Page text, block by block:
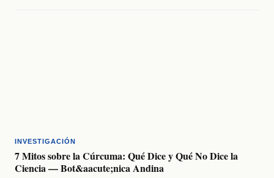
INVESTIGACIÓN
7 Mitos sobre la Cúrcuma: Qué Dice y Qué No Dice la
Ciencia — Bot&aacute;nica Andina